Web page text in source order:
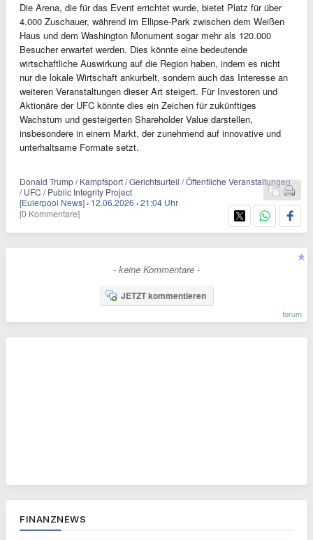
Die Arena, die für das Event errichtet wurde, bietet Platz für über
4.000 Zuschauer, während im Ellipse-Park zwischen dem Weißen
Haus und dem Washington Monument sogar mehr als 120.000
Besucher erwartet werden. Dies könnte eine bedeutende
wirtschaftliche Auswirkung auf die Region haben, indem es nicht
nur die lokale Wirtschaft ankurbelt, sondern auch das Interesse an
weiteren Veranstaltungen dieser Art steigert. Für Investoren und
Aktionäre der UFC könnte dies ein Zeichen für zukünftiges
Wachstum und gesteigerten Shareholder Value darstellen,
insbesondere in einem Markt, der zunehmend auf innovative und
unterhaltsame Formate setzt.
Donald Trump / Kampfsport / Gerichtsurteil / Öffentliche Veranstaltungen
/ UFC / Public Integrity Project
[Eulerpool News] · 12.06.2026 ·21:04 Uhr
[0 Kommentare]
- keine Kommentare -
JETZT kommentieren
forum
FINANZNEWS